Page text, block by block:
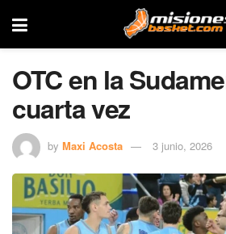
OTC en la
cuarta vez
by Maxi Acosta 3 junio, 2026